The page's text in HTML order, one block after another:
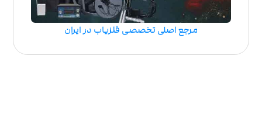
مرجع اصلی تخصصی فلزیاب در ایران